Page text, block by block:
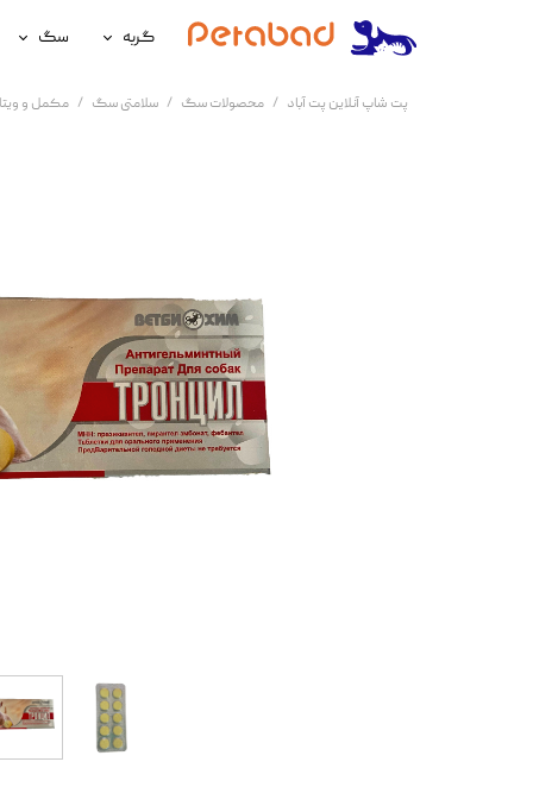
گربه
غذای گربه
سگ
غذای سگ
پت شاپ آنلاین پت آباد محصولات سگ سلامتی سگ مکمل و